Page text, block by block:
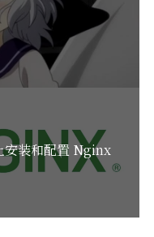
装和配置 Nginx